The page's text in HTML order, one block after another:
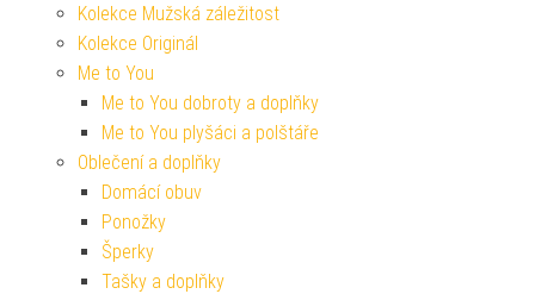
Kolekce Mužská záležitost
Kolekce Originál
Me to You
Me to You dobroty a doplňky
Me to You plyšáci a polštáře
Oblečení a doplňky
Domácí obuv
Ponožky
Šperky
Tašky a doplňky